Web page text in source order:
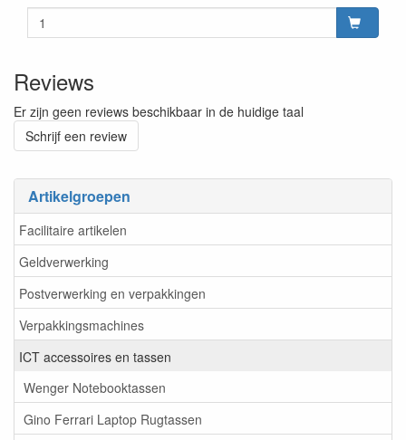
Artikelgroepen
Facilitaire artikelen
Geldverwerking
Postverwerking en verpakkingen
Verpakkingsmachines
ICT accessoires en tassen
Wenger Notebooktassen
Gino Ferrari Laptop Rugtassen
Reviews
Er zijn geen reviews beschikbaar in de huidige taal
Schrijf een review